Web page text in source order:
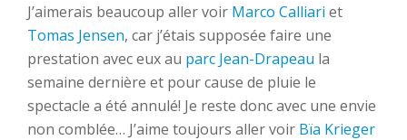
J’aimerais beaucoup aller voir Marco Calliari et
Tomas Jensen, car j’étais supposée faire une
prestation avec eux au parc Jean-Drapeau la
semaine dernière et pour cause de pluie le
spectacle a été annulé! Je reste donc avec une envie
non comblée… J’aime toujours aller voir Bïa Krieger